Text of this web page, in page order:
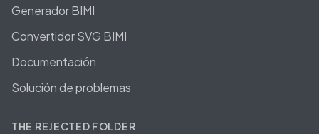
Generador BIMI
Convertidor SVG BIMI
Documentación
Solución de problemas
THE REJECTED FOLDER